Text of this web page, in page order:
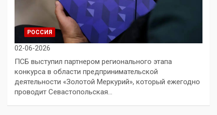
РОССИЯ
02-06-2026
ПСБ выступил партнером регионального этапа
конкурса в области предпринимательской
деятельности «Золотой Меркурий», который ежегодно
проводит Севастопольская…